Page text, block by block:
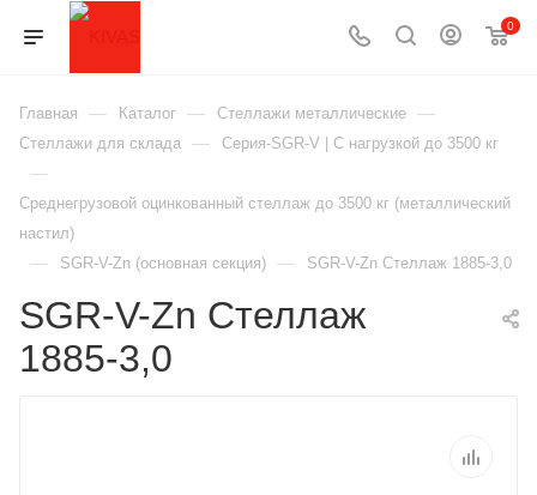
0
Главная — Каталог — Стеллажи металлические —
Стеллажи для склада — Серия-SGR-V | С нагрузкой до 3500 кг
—
Среднегрузовой оцинкованный стеллаж до 3500 кг (металлический
настил)
— SGR-V-Zn (основная секция) — SGR-V-Zn Стеллаж 1885-3,0
SGR-V-Zn Стеллаж
1885-3,0